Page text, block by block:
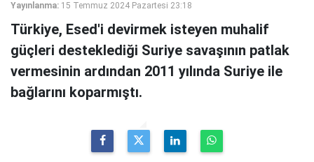
Yayınlanma: 15 Temmuz 2024 Pazartesi 23:18
Türkiye, Esed'i devirmek isteyen muhalif
güçleri desteklediği Suriye savaşının patlak
vermesinin ardından 2011 yılında Suriye ile
bağlarını koparmıştı.